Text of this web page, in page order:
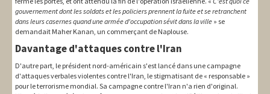
gouvernement dont les soldats et les policiers prennent la fuite et se retranchent
dans leurs casernes quand une armée d'occupation sévit dans la ville » se
demandait Maher Kanan, un commerçant de Naplouse.
Davantage d'attaques contre l'Iran
D'autre part, le président nord-américain s'est lancé dans une campagne
d'attaques verbales violentes contre l'Iran, le stigmatisant de « responsable »
pour le terrorisme mondial. Sa campagne contre l'Iran n'a rien d'original.